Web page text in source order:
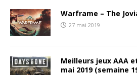
Warframe – The
27 mai 2019
Meilleurs jeux AAA
mai 2019 (semaine